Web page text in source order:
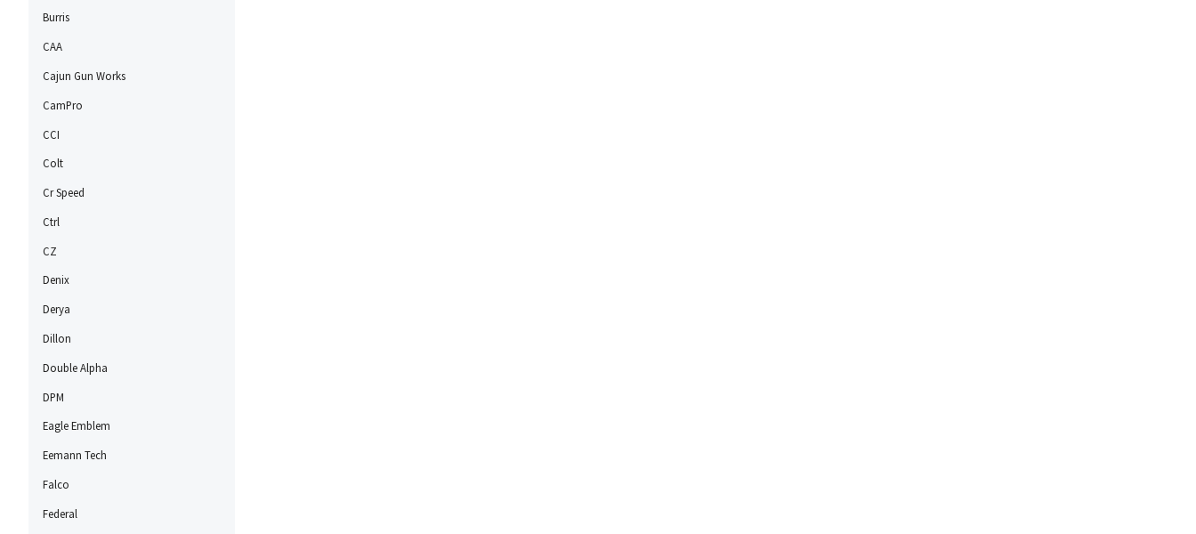
Burris
CAA
Cajun Gun Works
CamPro
CCI
Colt
Cr Speed
Ctrl
CZ
Denix
Derya
Dillon
Double Alpha
DPM
Eagle Emblem
Eemann Tech
Falco
Federal